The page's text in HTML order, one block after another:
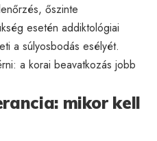
őszinte
esetén addiktológiai
a súlyosbodás esélyét.
a korai beavatkozás jobb
mikor kell